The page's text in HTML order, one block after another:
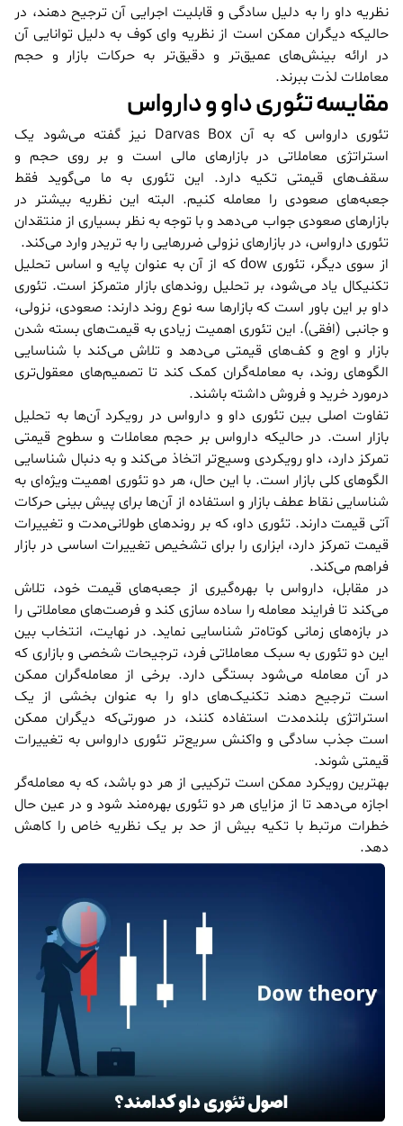
نظریه داو را به دلیل سادگی و قابلیت اجرایی آن ترجیح دهند، در
حالیکه دیگران ممکن است از نظریه وای کوف به دلیل توانایی آن
در ارائه بینش‌های عمیق‌تر و دقیق‌تر به حرکات بازار و حجم
معاملات لذت ببرند.
مقایسه تئوری داو و دارواس
تئوری دارواس که به آن Darvas Box نیز گفته می‌شود یک
استراتژی معاملاتی در بازار‌های مالی است و بر روی حجم و
سقف‌های قیمتی تکیه دارد. این تئوری به ما می‌گوید فقط
جعبه‌های صعودی را معامله کنیم. البته این نظریه بیشتر در
بازار‌های صعودی جواب می‌دهد و با توجه به نظر بسیاری از منتقدان
تئوری دارواس، در بازار‌های نزولی ضرر‌هایی را به تریدر وارد می‌کند.
از سوی دیگر، تئوری dow که از آن به عنوان پایه و اساس تحلیل
تکنیکال یاد می‌شود، بر تحلیل روندهای بازار متمرکز است. تئوری
داو بر این باور است که بازارها سه نوع روند دارند: صعودی، نزولی،
و جانبی (افقی). این تئوری اهمیت زیادی به قیمت‌های بسته شدن
بازار و اوج و کف‌های قیمتی می‌دهد و تلاش می‌کند با شناسایی
الگوهای روند، به معامله‌گران کمک کند تا تصمیم‌های معقول‌تری
درمورد خرید و فروش داشته باشند.
تفاوت اصلی بین تئوری داو و دارواس در رویکرد آن‌ها به تحلیل
بازار است. در حالیکه دارواس بر حجم معاملات و سطوح قیمتی
تمرکز دارد، داو رویکردی وسیع‌تر اتخاذ می‌کند و به دنبال شناسایی
الگوهای کلی بازار است. با این حال، هر دو تئوری اهمیت ویژه‌ای به
شناسایی نقاط عطف بازار و استفاده از آن‌ها برای پیش بینی حرکات
آتی قیمت دارند. تئوری داو، که بر روندهای طولانی‌مدت و تغییرات
قیمت تمرکز دارد، ابزاری را برای تشخیص تغییرات اساسی در بازار
فراهم می‌کند.
در مقابل، دارواس با بهره‌گیری از جعبه‌های قیمت خود، تلاش
می‌کند تا فرایند معامله را ساده سازی کند و فرصت‌های معاملاتی را
در بازه‌های زمانی کوتاه‌تر شناسایی نماید. در نهایت، انتخاب بین
این دو تئوری به سبک معاملاتی فرد، ترجیحات شخصی و بازاری که
در آن معامله می‌شود بستگی دارد. برخی از معامله‌گران ممکن
است ترجیح دهند تکنیک‌های داو را به عنوان بخشی از یک
استراتژی بلندمدت استفاده کنند، در صورتی‌که دیگران ممکن
است جذب سادگی و واکنش سریع‌تر تئوری دارواس به تغییرات
قیمتی شوند.
بهترین رویکرد ممکن است ترکیبی از هر دو باشد، که به معامله‌گر
اجازه می‌دهد تا از مزایای هر دو تئوری بهره‌مند شود و در عین حال
خطرات مرتبط با تکیه بیش از حد بر یک نظریه خاص را کاهش
دهد.